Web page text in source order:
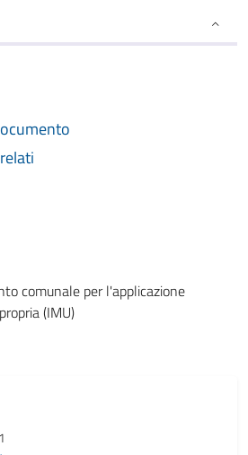
comunale per l'applicazione
(IMU)